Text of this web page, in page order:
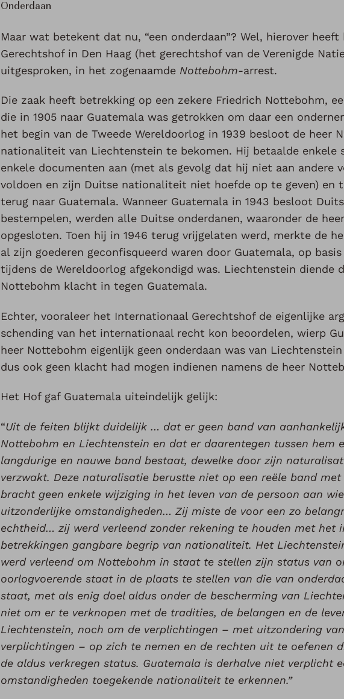
Onderdaan
Maar wat betekent dat nu, “een onderdaan”? Wel, hierover
Gerechtshof in Den Haag (het gerechtshof van de Verenigde
uitgesproken, in het zogenaamde Nottebohm-arrest.
Die zaak heeft betrekking op een zekere Friedrich Nottebohm,
die in 1905 naar Guatemala was getrokken om daar een
het begin van de Tweede Wereldoorlog in 1939 besloot de heer
nationaliteit van Liechtenstein te bekomen. Hij betaalde enkele
enkele documenten aan (met als gevolg dat hij niet aan andere
voldoen en zijn Duitse nationaliteit niet hoefde op te geven) en
terug naar Guatemala. Wanneer Guatemala in 1943 besloot
bestempelen, werden alle Duitse onderdanen, waaronder de
opgesloten. Toen hij in 1946 terug vrijgelaten werd, merkte de
al zijn goederen geconfisqueerd waren door Guatemala, op
tijdens de Wereldoorlog afgekondigd was. Liechtenstein diende
Nottebohm klacht in tegen Guatemala.
Echter, vooraleer het Internationaal Gerechtshof de eigenlijke
schending van het internationaal recht kon beoordelen, wierp
heer Nottebohm eigenlijk geen onderdaan was van
dus ook geen klacht had mogen indienen namens de heer
Het Hof gaf Guatemala uiteindelijk gelijk:
“Uit de feiten blijkt duidelijk … dat er geen band van
Nottebohm en Liechtenstein en dat er daarentegen tussen hem
langdurige en nauwe band bestaat, dewelke door zijn
verzwakt. Deze naturalisatie berustte niet op een reële band
bracht geen enkele wijziging in het leven van de persoon aan
uitzonderlijke omstandigheden… Zij miste de voor een zo
echtheid… zij werd verleend zonder rekening te houden met het
betrekkingen gangbare begrip van nationaliteit. Het
werd verleend om Nottebohm in staat te stellen zijn status van
oorlogvoerende staat in de plaats te stellen van die van
staat, met als enig doel aldus onder de bescherming van
niet om er te verknopen met de tradities, de belangen en de
Liechtenstein, noch om de verplichtingen – met uitzondering
verplichtingen – op zich te nemen en de rechten uit te oefenen
de aldus verkregen status. Guatemala is derhalve niet verplicht
omstandigheden toegekende nationaliteit te erkennen.”